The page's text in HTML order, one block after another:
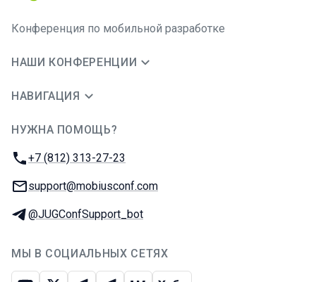
Конференция по мобильной разработке
НАШИ КОНФЕРЕНЦИИ
НАВИГАЦИЯ
НУЖНА ПОМОЩЬ?
Телефон:
+7 (812) 313-27-23
E-mail:
support@mobiusconf.com
Телеграм:
@JUGConfSupport_bot
МЫ В СОЦИАЛЬНЫХ СЕТЯХ